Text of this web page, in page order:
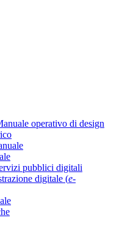
operativo di design
pubblici digitali
digitale (e-